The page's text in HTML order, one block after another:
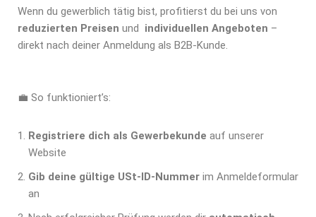
Wenn du gewerblich tätig bist, profitierst du bei uns von
reduzierten Preisen und individuellen Angeboten –
direkt nach deiner Anmeldung als B2B-Kunde.
💼 So funktioniert’s:
Registriere dich als Gewerbekunde auf unserer
Website
Gib deine gültige USt-ID-Nummer im Anmeldeformular
an